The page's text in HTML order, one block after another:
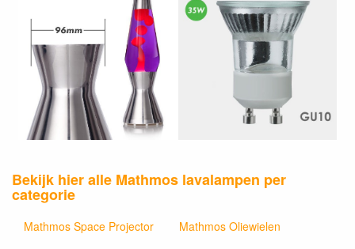
Bekijk hier alle Mathmos lavalampen per
categorie
Mathmos Space Projector
Mathmos Oliewielen